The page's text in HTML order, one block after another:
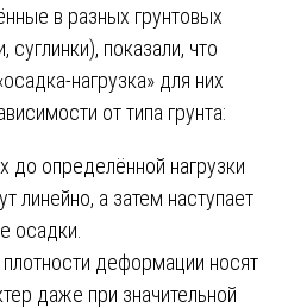
в разных грунтовых
суглинки), показали, что
нагрузка» для них
от типа грунта:
до определённой нагрузки
линейно, а затем наступает
осадки.
деформации носят
даже при значительной